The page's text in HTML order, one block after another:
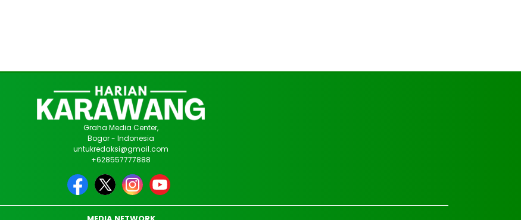
Graha Media Center,
Bogor - Indonesia
untukredaksi@gmail.com
+628557777888